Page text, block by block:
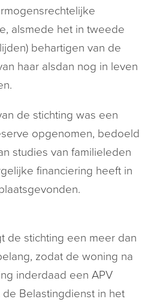
alsmede het in tweede
behartigen van de
haar alsdan nog in leven
de stichting was een
opgenomen, bedoeld
studies van familieleden
financiering heeft in
de stichting een meer dan
zodat de woning na
inderdaad een APV
Belastingdienst in het